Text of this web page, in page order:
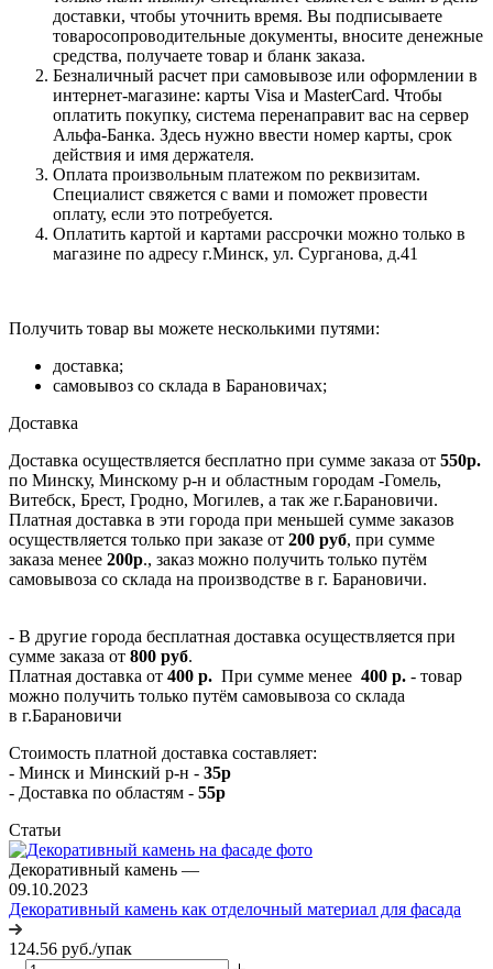
доставки, чтобы уточнить время. Вы подписываете
товаросопроводительные документы, вносите денежные
средства, получаете товар и бланк заказа.
Безналичный расчет при самовывозе или оформлении в
интернет-магазине: карты Visa и MasterCard. Чтобы
оплатить покупку, система перенаправит вас на сервер
Альфа-Банка. Здесь нужно ввести номер карты, срок
действия и имя держателя.
Оплата произвольным платежом по реквизитам.
Специалист свяжется с вами и поможет провести
оплату, если это потребуется.
Оплатить картой и картами рассрочки можно только в
магазине по адресу г.Минск, ул. Сурганова, д.41
Получить товар вы можете несколькими путями:
доставка;
самовывоз со склада в Барановичах;
Доставка
Доставка осуществляется бесплатно при сумме заказа от 550р.
по Минску, Минскому р-н и областным городам -Гомель,
Витебск, Брест, Гродно, Могилев, а так же г.Барановичи.
Платная доставка в эти города при меньшей сумме заказов
осуществляется только при заказе от 200 руб, при сумме
заказа менее 200р., заказ можно получить только путём
самовывоза со склада на производстве в г. Барановичи.
- В другие города бесплатная доставка осуществляется при
сумме заказа от 800 руб.
Платная доставка от 400 р. При сумме менее 400 р. - товар
можно получить только путём самовывоза со склада
в г.Барановичи
Стоимость платной доставка составляет:
- Минск и Минский р-н - 35р
- Доставка по областям - 55р
Статьи
Декоративный камень —
09.10.2023
Декоративный камень как отделочный материал для фасада
124.56 руб./упак